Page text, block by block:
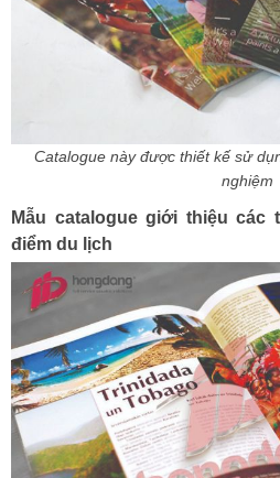
Catalogue này được thiết kế sử
nghiệm
Mẫu catalogue giới thiệu các
điểm du lịch